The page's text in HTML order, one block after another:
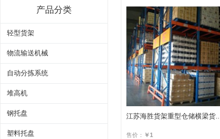
产品分类
轻型货架
物流输送机械
自动分拣系统
堆高机
钢托盘
塑料托盘
江苏海胜货架重型仓储横梁货
售价： ￥1